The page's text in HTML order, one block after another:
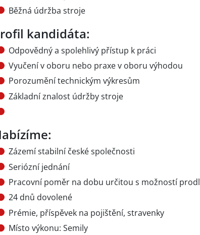
Běžná údržba stroje
kandidáta:
Odpovědný a spolehlivý přístup k práci
Vyučení v oboru nebo praxe v oboru výhodou
Porozumění technickým výkresům
Základní znalost údržby stroje
Zázemí stabilní české společnosti
Seriózní jednání
Pracovní poměr na dobu určitou s možností
24 dnů dovolené
Prémie, příspěvek na pojištění, stravenky
Místo výkonu: Semily